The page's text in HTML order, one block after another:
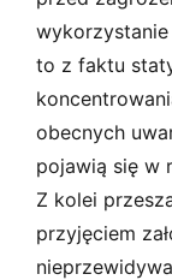
to z faktu
obecnych
pojawią się w
Z kolei
przyjęciem